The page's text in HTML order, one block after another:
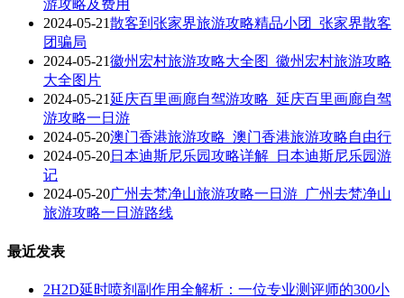
游攻略及费用
2024-05-21散客到张家界旅游攻略精品小团_张家界散客
团骗局
2024-05-21徽州宏村旅游攻略大全图_徽州宏村旅游攻略
大全图片
2024-05-21延庆百里画廊自驾游攻略_延庆百里画廊自驾
游攻略一日游
2024-05-20澳门香港旅游攻略_澳门香港旅游攻略自由行
2024-05-20日本迪斯尼乐园攻略详解_日本迪斯尼乐园游
记
2024-05-20广州去梵净山旅游攻略一日游_广州去梵净山
旅游攻略一日游路线
最近发表
2H2D延时喷剂副作用全解析：一位专业测评师的300小